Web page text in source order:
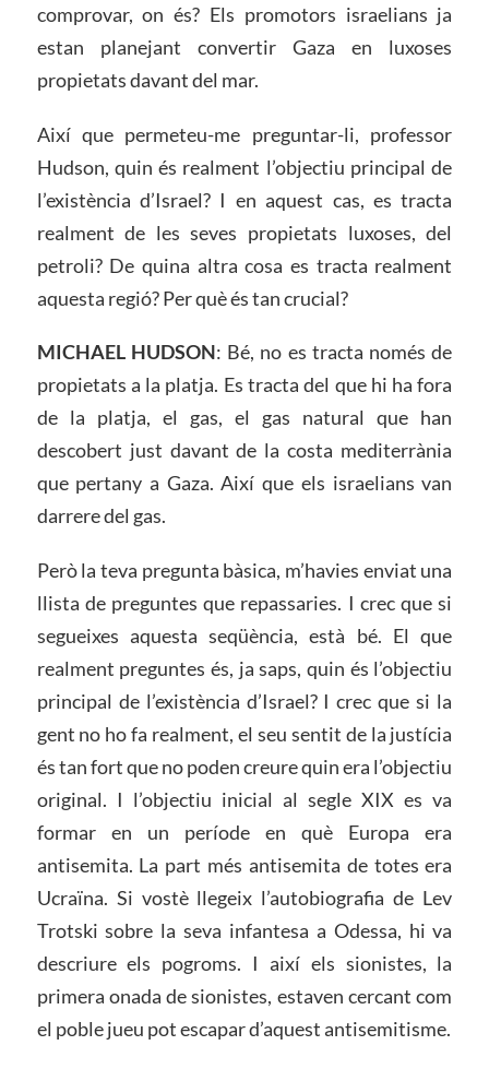
comprovar, on és? Els promotors israelians ja
estan planejant convertir Gaza en luxoses
propietats davant del mar.
Així que permeteu-me preguntar-li, professor
Hudson, quin és realment l’objectiu principal de
l’existència d’Israel? I en aquest cas, es tracta
realment de les seves propietats luxoses, del
petroli? De quina altra cosa es tracta realment
aquesta regió? Per què és tan crucial?
MICHAEL HUDSON: Bé, no es tracta només de
propietats a la platja. Es tracta del que hi ha fora
de la platja, el gas, el gas natural que han
descobert just davant de la costa mediterrània
que pertany a Gaza. Així que els israelians van
darrere del gas.
Però la teva pregunta bàsica, m’havies enviat una
llista de preguntes que repassaries. I crec que si
segueixes aquesta seqüència, està bé. El que
realment preguntes és, ja saps, quin és l’objectiu
principal de l’existència d’Israel? I crec que si la
gent no ho fa realment, el seu sentit de la justícia
és tan fort que no poden creure quin era l’objectiu
original. I l’objectiu inicial al segle XIX es va
formar en un període en què Europa era
antisemita. La part més antisemita de totes era
Ucraïna. Si vostè llegeix l’autobiografia de Lev
Trotski sobre la seva infantesa a Odessa, hi va
descriure els pogroms. I així els sionistes, la
primera onada de sionistes, estaven cercant com
el poble jueu pot escapar d’aquest antisemitisme.